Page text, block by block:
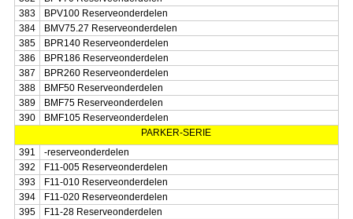
383
BPV100 Reserveonderdelen
384
BMV75.27 Reserveonderdelen
385
BPR140 Reserveonderdelen
386
BPR186 Reserveonderdelen
387
BPR260 Reserveonderdelen
388
BMF50 Reserveonderdelen
389
BMF75 Reserveonderdelen
390
BMF105 Reserveonderdelen
PARKER-SERIE
391
-reserveonderdelen
392
F11-005 Reserveonderdelen
393
F11-010 Reserveonderdelen
394
F11-020 Reserveonderdelen
395
F11-28 Reserveonderdelen